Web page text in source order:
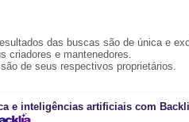
das buscas são de única e
criadores e mantenedores.
de seus respectivos proprietários.
e inteligências artificiais com